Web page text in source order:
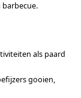
als paard
gooien,